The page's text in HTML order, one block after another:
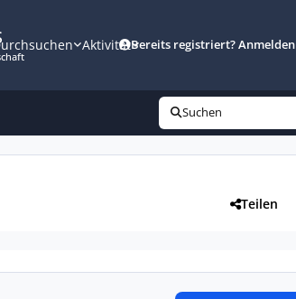
AktivitätBereits registriert? Anmelden
Suchen
Teilen